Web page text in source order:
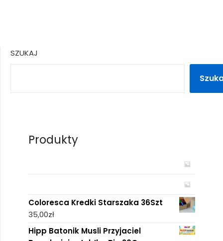
SZUKAJ
Produkty
Coloresca Kredki Starszaka 36Szt
35,00zł
Hipp Batonik Musli Przyjaciel